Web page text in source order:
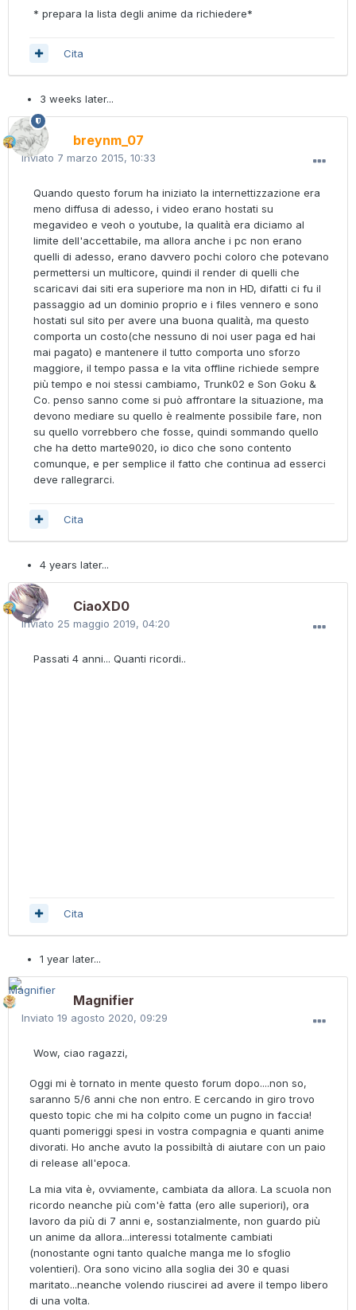
* prepara la lista degli anime da richiedere*
Cita
3 weeks later...
breynm_07
Inviato 7 marzo 2015, 10:33
Quando questo forum ha iniziato la internettizzazione era
meno diffusa di adesso, i video erano hostati su
megavideo e veoh o youtube, la qualità era diciamo al
limite dell'accettabile, ma allora anche i pc non erano
quelli di adesso, erano davvero pochi coloro che potevano
permettersi un multicore, quindi il render di quelli che
scaricavi dai siti era superiore ma non in HD, difatti ci fu il
passaggio ad un dominio proprio e i files vennero e sono
hostati sul sito per avere una buona qualità, ma questo
comporta un costo(che nessuno di noi user paga ed hai
mai pagato) e mantenere il tutto comporta uno sforzo
maggiore, il tempo passa e la vita offline richiede sempre
più tempo e noi stessi cambiamo, Trunk02 e Son Goku &
Co. penso sanno come si può affrontare la situazione, ma
devono mediare su quello è realmente possibile fare, non
su quello vorrebbero che fosse, quindi sommando quello
che ha detto marte9020, io dico che sono contento
comunque, e per semplice il fatto che continua ad esserci
deve rallegrarci.
Cita
4 years later...
CiaoXD0
Inviato 25 maggio 2019, 04:20
Passati 4 anni... Quanti ricordi..
Cita
1 year later...
Magnifier
Inviato 19 agosto 2020, 09:29
Wow, ciao ragazzi,
Oggi mi è tornato in mente questo forum dopo....non so,
saranno 5/6 anni che non entro. E cercando in giro trovo
questo topic che mi ha colpito come un pugno in faccia!
quanti pomeriggi spesi in vostra compagnia e quanti anime
divorati. Ho anche avuto la possibiltà di aiutare con un paio
di release all'epoca.
La mia vita è, ovviamente, cambiata da allora. La scuola non
ricordo neanche più com'è fatta (ero alle superiori), ora
lavoro da più di 7 anni e, sostanzialmente, non guardo più
un anime da allora...interessi totalmente cambiati
(nonostante ogni tanto qualche manga me lo sfoglio
volentieri). Ora sono vicino alla soglia dei 30 e quasi
maritato...neanche volendo riuscirei ad avere il tempo libero
di una volta.